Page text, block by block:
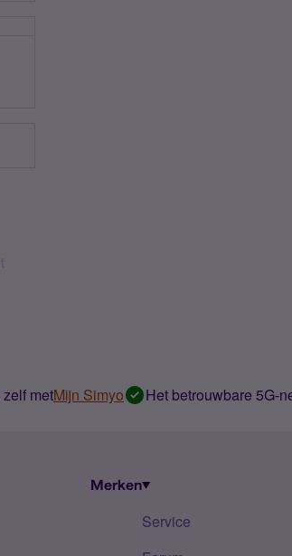
metMijn Simyo Het betrouwbare 5G-
Merken
Service